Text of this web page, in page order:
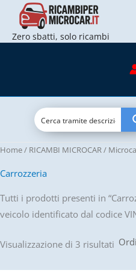
contenuto
Zero sbatti, solo ricambi
Home/ RICAMBI MICROCAR/
Carrozzeria
Tutti i prodotti presenti in
veicolo identificato dal codice
Visualizzazione di 3 risultati